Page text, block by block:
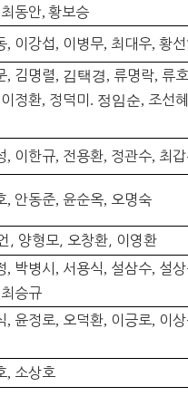
최동안, 황보승
, 이강섭, 이병무, 최대우,황
, 김명렬, 김택경, 류명락, 류
이정환, 정덕미 . 정임순, 조선혜
, 이한규, 전용환, 정관수, 최
, 안동준, 윤순옥, 오명숙
, 양형모, 오창환, 이영환
, 박병시 , 서용식, 설삼수, 설
최승규
, 윤정로, 오덕환, 이긍로, 이상
, 소상호